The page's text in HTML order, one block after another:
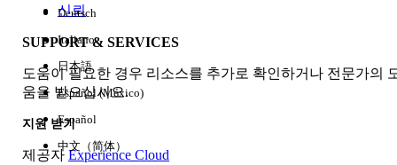
신뢰
SUPPORT & SERVICES
도움이 필요한 경우 리소스를 추가로 확인하거나 전문가의
움을 받으십시오.
지원 받기
제공자 Experience Cloud
Deutsch
Italiano
日本語
Español (México)
Español
中文（简体）